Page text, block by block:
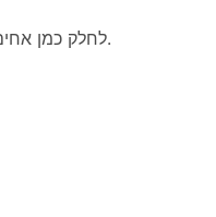
לחלק כמן אחים. שלי שלי ושלך בינינו.